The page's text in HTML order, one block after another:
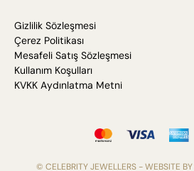
Gizlilik Sözleşmesi
Çerez Politikası
Mesafeli Satış Sözleşmesi
Kullanım Koşulları
KVKK Aydınlatma Metni
© CELEBRITY JEWELLERS - WEBSITE BY